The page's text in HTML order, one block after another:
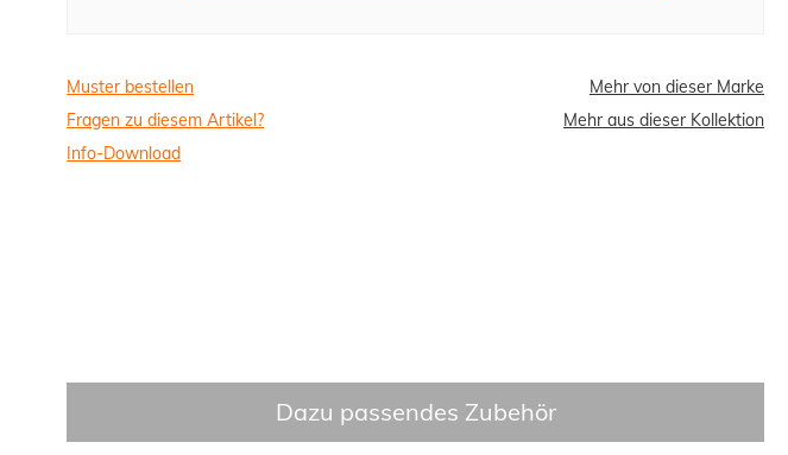
Muster bestellen
Mehr von dieser Marke
Fragen zu diesem Artikel?
Mehr aus dieser Kollektion
Info-Download
Dazu passendes Zubehör